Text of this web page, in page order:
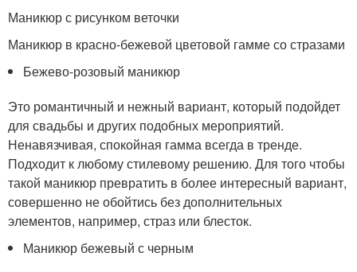
Маникюр с рисунком веточки
Маникюр в красно-бежевой цветовой гамме со стразами
Бежево-розовый маникюр
Это романтичный и нежный вариант, который подойдет
для свадьбы и других подобных мероприятий.
Ненавязчивая, спокойная гамма всегда в тренде.
Подходит к любому стилевому решению. Для того чтобы
такой маникюр превратить в более интересный вариант,
совершенно не обойтись без дополнительных
элементов, например, страз или блесток.
Маникюр бежевый с черным